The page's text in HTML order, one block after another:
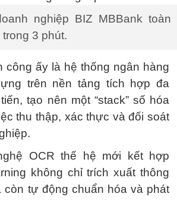
nghiệp BIZ MBBank toàn
3 phút.
công ấy là hệ thống ngân hàng
trên nền tảng tích hợp đa
tạo nên một “stack” số hóa
thu thập, xác thực và đối soát
OCR thế hệ mới kết hợp
không chỉ trích xuất thông
còn tự động chuẩn hóa và phát